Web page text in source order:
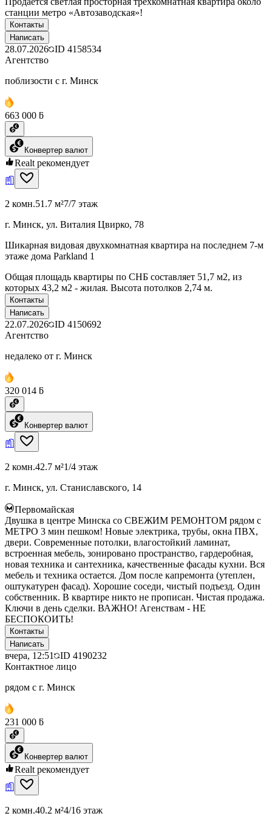
станции метро «Автозаводская»!
Контакты
Написать
28.07.2026 ID 4158534
Агентство
поблизости с г. Минск
663 000 ƃ
Конвертер валют
Realt рекомендует
2 комн.51.7 м²7/7 этаж
г. Минск, ул. Виталия Цвирко, 78
Шикарная видовая двухкомнатная квартира на последнем 7-м
этаже дома Parkland 1
Общая площадь квартиры по СНБ составляет 51,7 м2, из
которых 43,2 м2 - жилая. Высота потолков 2,74 м.
Контакты
Написать
22.07.2026 ID 4150692
Агентство
недалеко от г. Минск
320 014 ƃ
Конвертер валют
2 комн.42.7 м²1/4 этаж
г. Минск, ул. Станиславского, 14
Первомайская
Двушка в центре Минска со СВЕЖИМ РЕМОНТОМ рядом с
МЕТРО 3 мин пешком! Новые электрика, трубы, окна ПВХ,
двери. Современные потолки, влагостойкий ламинат,
встроенная мебель, зонировано пространство, гардеробная,
новая техника и сантехника, качественные фасады кухни. Вся
мебель и техника остается. Дом после капремонта (утеплен,
оштукатурен фасад). Хорошие соседи, чистый подъезд. Один
собственник. В квартире никто не прописан. Чистая продажа.
Ключи в день сделки. ВАЖНО! Агенствам - НЕ
БЕСПОКОИТЬ!
Контакты
Написать
вчера, 12:51 ID 4190232
Контактное лицо
рядом с г. Минск
231 000 ƃ
Конвертер валют
Realt рекомендует
2 комн.40.2 м²4/16 этаж